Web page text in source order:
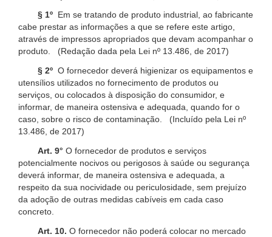
§ 1º Em se tratando de produto industrial, ao fabricante
cabe prestar as informações a que se refere este artigo,
através de impressos apropriados que devam acompanhar o
produto. (Redação dada pela Lei nº 13.486, de 2017)
§ 2º O fornecedor deverá higienizar os equipamentos e
utensílios utilizados no fornecimento de produtos ou
serviços, ou colocados à disposição do consumidor, e
informar, de maneira ostensiva e adequada, quando for o
caso, sobre o risco de contaminação. (Incluído pela Lei nº
13.486, de 2017)
Art. 9° O fornecedor de produtos e serviços
potencialmente nocivos ou perigosos à saúde ou segurança
deverá informar, de maneira ostensiva e adequada, a
respeito da sua nocividade ou periculosidade, sem prejuízo
da adoção de outras medidas cabíveis em cada caso
concreto.
Art. 10. O fornecedor não poderá colocar no mercado